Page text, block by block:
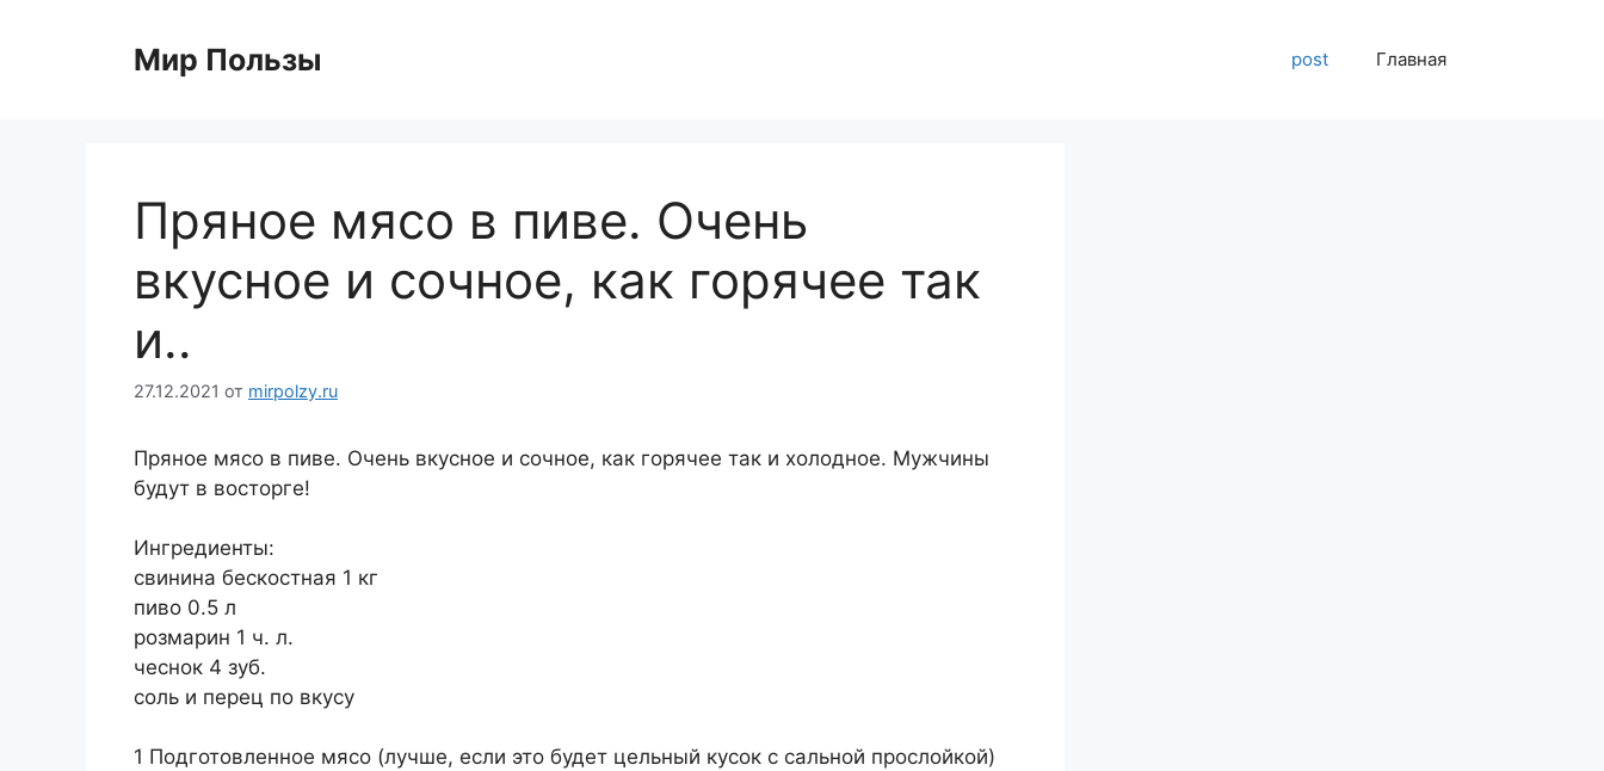
содержимомуМир Пользы post Главная
Пряное мясо в пиве. Очень
вкусное и сочное, как горячее так
и..
27.12.2021 от mirpolzy.ru
Пряное мясо в пиве. Очень вкусное и сочное, как горячее так и холодное. Мужчины
будут в восторге!
Ингредиенты:
свинина бескостная 1 кг
пиво 0.5 л
розмарин 1 ч. л.
чеснок 4 зуб.
соль и перец по вкусу
1 Подготовленное мясо (лучше, если это будет цельный кусок с сальной прослойкой)